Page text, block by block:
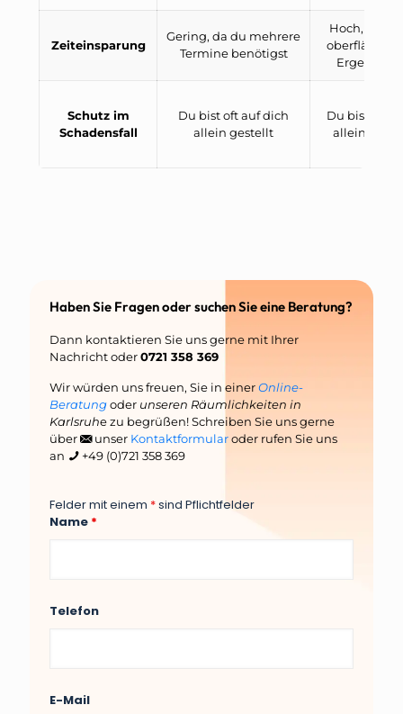
Zeiteinsparung
Gering, da du mehrere
Termine benötigst
Hoch, aber
Schutz im
Schadensfall
Du bist oft auf dich
allein gestellt
Du bist auf
allein
Haben Sie Fragen oder suchen Sie eine Beratung?
Dann kontaktieren Sie uns gerne mit Ihrer
Nachricht oder0721 358 369
Wir würden uns freuen, Sie in einerOnline-
Beratungoder unseren Räumlichkeiten in
Karlsruhe zu begrüßen! Schreiben Sie uns gerne
über
unser Kontaktformularoder rufen Sie uns
an
+49 (0)721 358 369
Felder mit einem *sind Pflichtfelder
Name *
Telefon
E-Mail